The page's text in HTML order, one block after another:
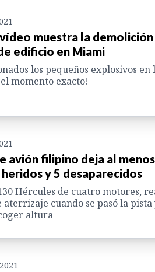
muestra la demolición
edificio en Miami
los pequeños explosivos en
momento exacto!
avión filipino deja al
y 5 desaparecidos
Hércules de cuatro motores,
cuando se pasó la pista
altura